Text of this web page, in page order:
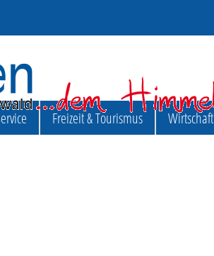
Freizeit & Tourismus Wirtschaft